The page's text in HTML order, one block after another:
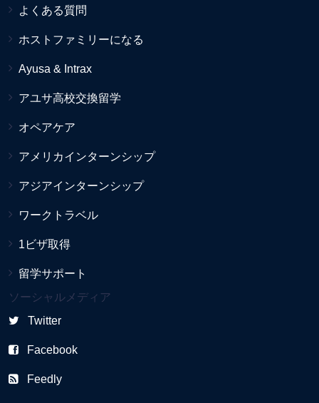
よくある質問
ホストファミリーになる
Ayusa & Intrax
アユサ高校交換留学
オペアケア
アメリカインターンシップ
アジアインターンシップ
ワークトラベル
1ビザ取得
留学サポート
ソーシャルメディア
Twitter
Facebook
Feedly